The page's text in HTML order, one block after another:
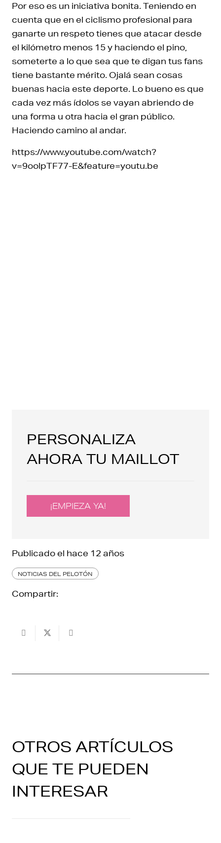
Por eso es un iniciativa bonita. Teniendo en
cuenta que en el ciclismo profesional para
ganarte un respeto tienes que atacar desde
el kilómetro menos 15 y haciendo el pino,
someterte a lo que sea que te digan tus fans
tiene bastante mérito. Ojalá sean cosas
buenas hacia este deporte. Lo bueno es que
cada vez más ídolos se vayan abriendo de
una forma u otra hacia el gran público.
Haciendo camino al andar.
https://www.youtube.com/watch?
v=9oolpTF77-E&feature=youtu.be
PERSONALIZA
AHORA TU MAILLOT
¡EMPIEZA YA!
Publicado el hace 12 años
NOTICIAS DEL PELOTÓN
Compartir:
OTROS ARTÍCULOS
QUE TE PUEDEN
INTERESAR